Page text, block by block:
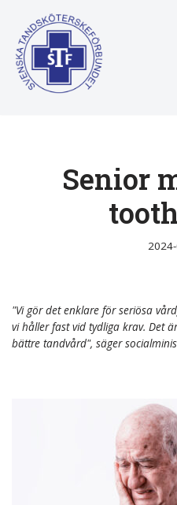
Hoppa
till
innehåll
Senior
"Vi gör det enklare för seriösa
vi håller fast vid tydliga krav. Det
bättre tandvård", säger